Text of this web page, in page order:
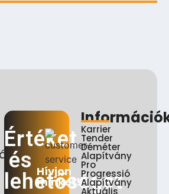
Értéket
és
lehetőséget
Hívjon
minket!
Karrier
Tender
Déméter
Alapítvány
Pro
Progressió
Alapítvány
Aktuális